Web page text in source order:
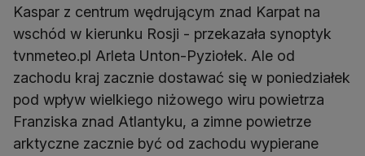
Kaspar z centrum wędrującym znad Karpat na
wschód w kierunku Rosji - przekazała synoptyk
tvnmeteo.pl Arleta Unton-Pyziołek. Ale od
zachodu kraj zacznie dostawać się w poniedziałek
pod wpływ wielkiego niżowego wiru powietrza
Franziska znad Atlantyku, a zimne powietrze
arktyczne zacznie być od zachodu wypierane